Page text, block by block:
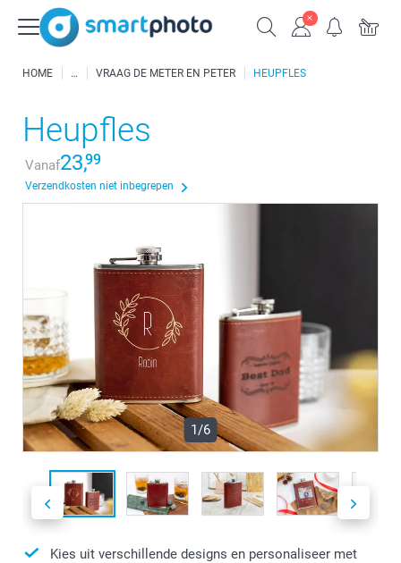
HOME VRAAG DE METER EN PETER HEUPFLES
Heupfles
Vanaf23,99
Verzendkosten niet inbegrepen
1/6
Kies uit verschillende designs en personaliseer met